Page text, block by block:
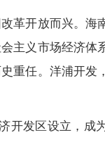
革开放而兴。海
主义市场经济体
重任。洋浦开发
开发区设立，成